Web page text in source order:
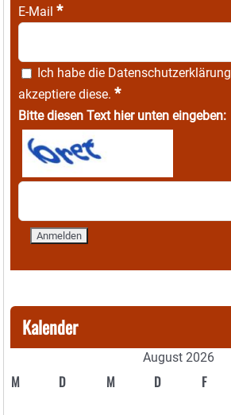
E-Mail *
Ich habe die Datenschutzerklärung
akzeptiere diese. *
Bitte diesen Text hier unten eingeben:
Kalender
August 2026
M D M D F